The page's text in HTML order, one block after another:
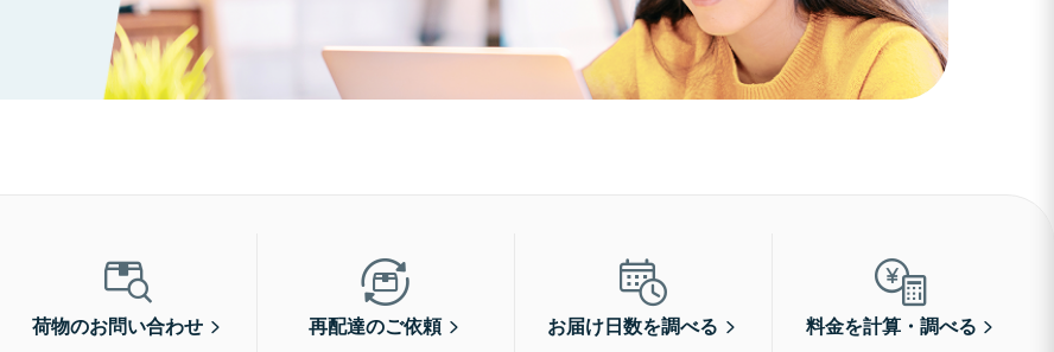
荷物のお問い合わせ 再配達のご依頼 お届け日数を調べる 料金を計算・調べる